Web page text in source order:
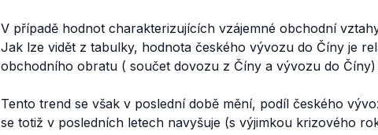
V případě hodnot charakterizujících vzájemné obchodní
Jak lze vidět z tabulky, hodnota českého vývozu do Číny je
obchodního obratu ( součet dovozu z Číny a vývozu do
Tento trend se však v poslední době mění, podíl českého
se totiž v posledních letech navyšuje (s výjimkou krizového